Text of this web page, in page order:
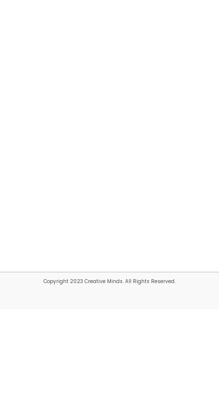
Copyright 2023 Creative Minds. All Rights Reserved.